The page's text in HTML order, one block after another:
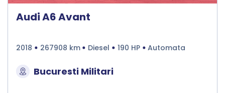
Audi A6 Avant
2018 267908 km Diesel 190 HP Automata
Bucuresti Militari